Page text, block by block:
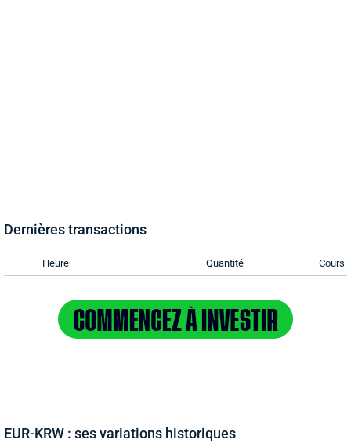
Dernières transactions
Heure Quantité Cours
EUR-KRW : ses variations historiques